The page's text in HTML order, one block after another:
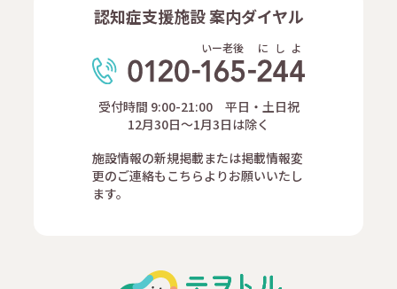
認知症支援施設 案内ダイヤル
いー老後 に し よ
受付時間 9:00-21:00 平日・土日祝
12月30日～1月3日は除く
施設情報の新規掲載または掲載情報変
更のご連絡もこちらよりお願いいたし
ます。